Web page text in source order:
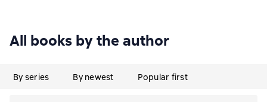
All books by the author
By series By newest Popular first